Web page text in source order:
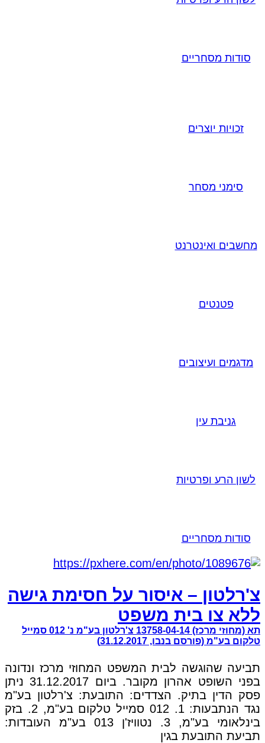
סודות מסחריים
זכויות יוצרים
סימני מסחר
מחשבים ואינטרנט
פטנטים
מדגמים ועיצובים
גניבת עין
לשון הרע ופרטיות
סודות מסחריים
צ'רלטון – איסור על חסימת גישה
ללא צו בית משפט
תא (מחוזי מרכז) 13758-04-14 צ'רלטון בע"מ נ' 012 סמייל
טלקום בע"מ (פורסם בנבו, 31.12.2017)
תביעה שהוגשה לבית המשפט המחוזי מרכז ונדונה
בפני השופט אהרון מקובר. ביום 31.12.2017 ניתן
פסק הדין בתיק. הצדדים: התובעת: צ'רלטון בע"מ
נגד הנתבעות: 1. 012 סמייל טלקום בע"מ, 2. בזק
בינלאומי בע"מ, 3. נטוויז'ן 013 בע"מ העובדות:
תביעת התובעת בגין